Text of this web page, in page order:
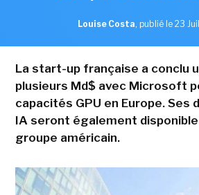
Louise Costa, publié le 23
La start-up française a conclu
plusieurs Md$ avec Microsoft
capacités GPU en Europe. Ses
IA seront également
groupe américain.